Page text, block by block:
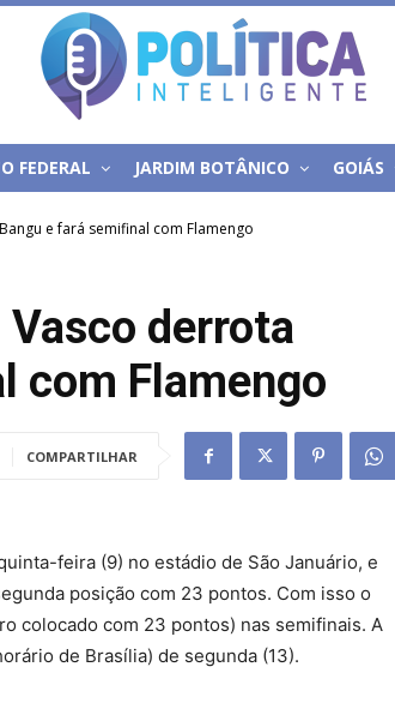
FEDERAL JARDIM BOTÂNICO GOIÁS
e fará semifinal com Flamengo
derrota
com Flamengo
COMPARTILHAR
feira (9) no estádio de São Januário, e
posição com 23 pontos. Com isso o
colocado com 23 pontos) nas semifinais. A
de Brasília) de segunda (13).